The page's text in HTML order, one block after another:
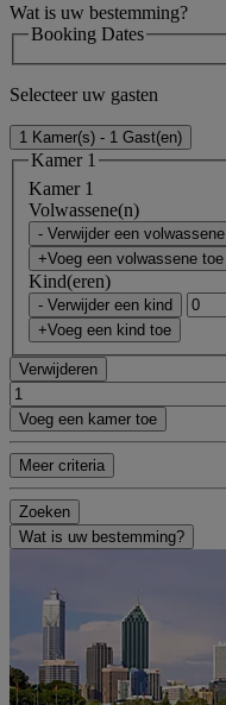
Wat is uw bestemming?
Booking Dates
Selecteer uw gasten
1 Kamer(s) - 1 Gast(en)
Kamer 1
Kamer 1
Volwassene(n)
- Verwijder een volwassene
+Voeg een volwassene toe
Kind(eren)
- Verwijder een kind
+Voeg een kind toe
Verwijderen
Voeg een kamer toe
Meer criteria
Zoeken
Wat is uw bestemming?